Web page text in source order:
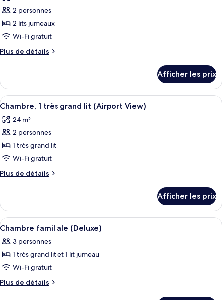
(Airport
View)
View)
photos
pour
ce
type
de
Chambre,
lits
jumeaux
(High
Floor)
2 personnes
2 lits jumeaux
Wi-Fi gratuit
Plus de détails
Plus
Chambre,
lits
(High
Floor)
Afficher les prix
Afficher
toutes
les
photos
pour
ce
type
de
Chambre,
très
grand
lit
(Airport
View)
Une chambre d’hôtel avec un
4
Chambre, 1 très grand lit (Airport View)
24 m²
2 personnes
1 très grand lit
Wi-Fi gratuit
Plus de détails
Plus
Chambre,
très
lit
(Airport
Afficher les prix
Afficher
toutes
les
photos
pour
ce
Une chambre d’hôtel avec deux lits,
5
Chambre familiale (Deluxe)
3 personnes
1 très grand lit et 1 lit jumeau
Wi-Fi gratuit
Plus de détails
Plus